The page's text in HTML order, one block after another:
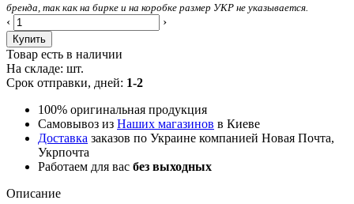
бренда, так как на бирке и на коробке размер УКР не указывается.
‹ ›
Купить
Товар есть в наличии
На складе: шт.
Срок отправки, дней: 1-2
100% оригинальная продукция
Самовывоз из Наших магазинов в Киеве
Доставка заказов по Украине компанией Новая Почта,
Укрпочта
Работаем для вас без выходных
Описание